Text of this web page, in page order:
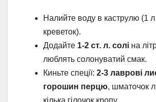
Налийте воду в каструлю (1
креветок).
Додайте 1-2 ст. л. солі на
люблять солонуватий смак.
Киньте спеції: 2-3 лаврові
горошин перцю, шматочок
кілька гілочок кропу.